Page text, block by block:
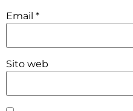
Email *
Sito web